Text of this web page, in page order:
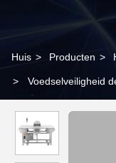
Huis > Producten >
> Voedselveiligheid